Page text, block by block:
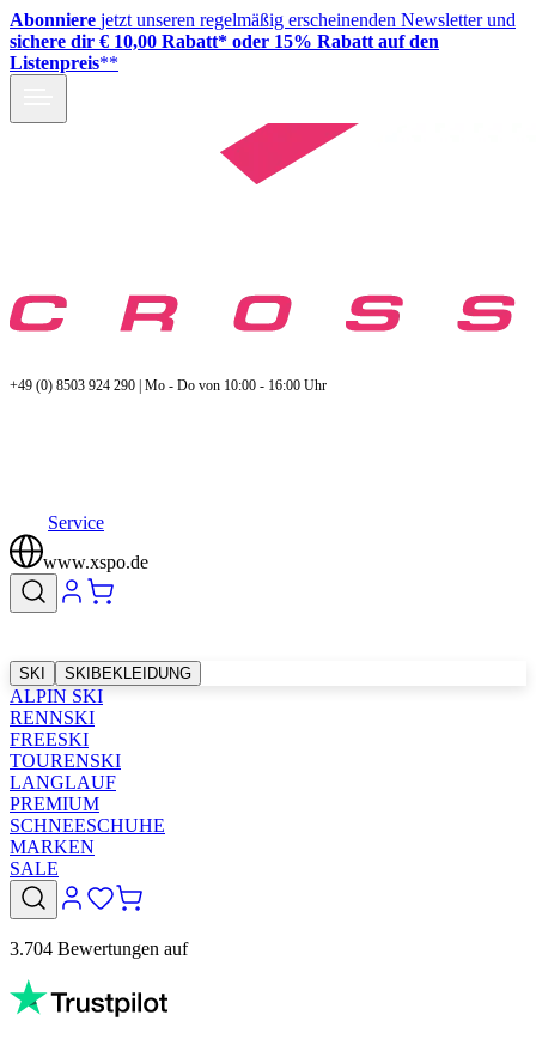
Abonniere jetzt unseren regelmäßig erscheinenden Newsletter und
sichere dir € 10,00 Rabatt* oder 15% Rabatt auf den
Listenpreis**
+49 (0) 8503 924 290 | Mo - Do von 10:00 - 16:00 Uhr
Service
www.xspo.de
SKI SKIBEKLEIDUNG
ALPIN SKI
RENNSKI
FREESKI
TOURENSKI
LANGLAUF
PREMIUM
SCHNEESCHUHE
MARKEN
SALE
3.704 Bewertungen auf